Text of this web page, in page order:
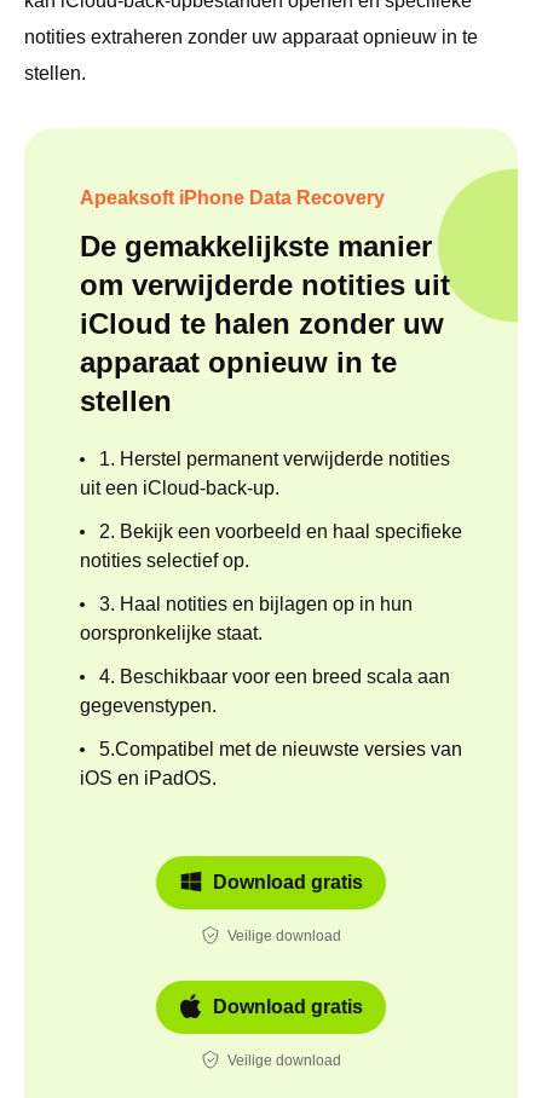
notities extraheren zonder uw apparaat opnieuw in te
stellen.
Apeaksoft iPhone Data Recovery
De gemakkelijkste manier
om verwijderde notities uit
iCloud te halen zonder uw
apparaat opnieuw in te
stellen
1. Herstel permanent verwijderde notities
uit een iCloud-back-up.
2. Bekijk een voorbeeld en haal specifieke
notities selectief op.
3. Haal notities en bijlagen op in hun
oorspronkelijke staat.
4. Beschikbaar voor een breed scala aan
gegevenstypen.
5.Compatibel met de nieuwste versies van
iOS en iPadOS.
Download gratis
Veilige download
Download gratis
Veilige download